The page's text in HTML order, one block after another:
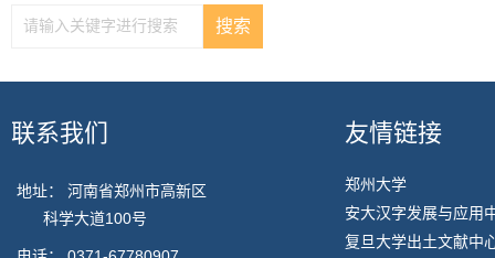
联系我们
地址： 河南省郑州市高新区
科学大道100号
友情链接
郑州大学
安大汉字发展与应用
复旦大学出土文献中